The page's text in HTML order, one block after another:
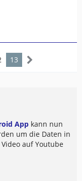
13
App kann nun
um die Daten in
auf Youtube